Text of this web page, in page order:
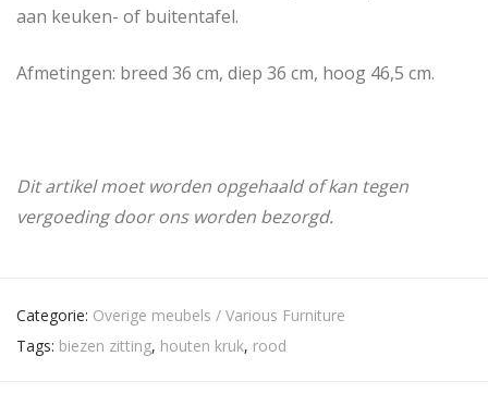
aan keuken- of buitentafel.
Afmetingen: breed 36 cm, diep 36 cm, hoog 46,5 cm.
Dit artikel moet worden opgehaald of kan tegen
vergoeding door ons worden bezorgd.
Categorie: Overige meubels / Various Furniture
Tags: biezen zitting, houten kruk, rood